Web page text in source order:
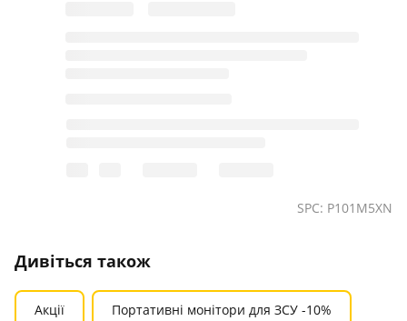
SPC: P101M5XN
Дивіться також
Акції Портативні монітори для ЗСУ -10%